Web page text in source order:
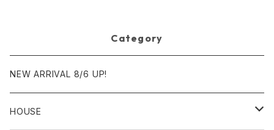
Category
NEW ARRIVAL 8/6 UP!
HOUSE